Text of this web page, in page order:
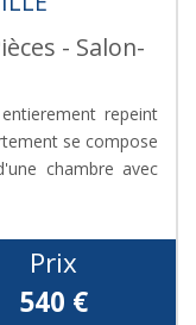
- Salon-
repeint
se compose
chambre avec
Prix
540 €